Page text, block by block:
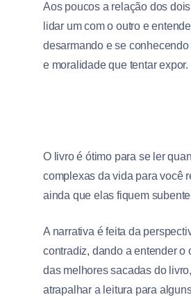
Aos poucos a relação dos
lidar um com o outro e
desarmando e se
e moralidade que tentar expor.
O livro é ótimo para se ler
complexas da vida para você
ainda que elas fiquem
A narrativa é feita da
contradiz, dando a entender o
das melhores sacadas do
atrapalhar a leitura para